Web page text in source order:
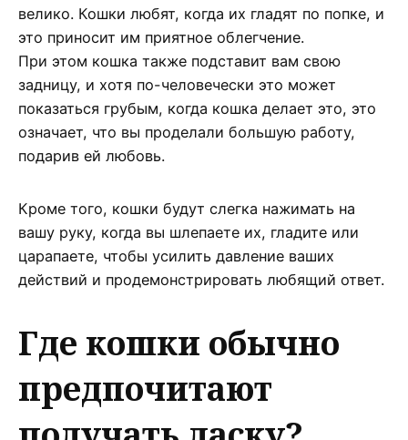
велико. Кошки любят, когда их гладят по попке, и
это приносит им приятное облегчение.
При этом кошка также подставит вам свою
задницу, и хотя по-человечески это может
показаться грубым, когда кошка делает это, это
означает, что вы проделали большую работу,
подарив ей любовь.
Кроме того, кошки будут слегка нажимать на
вашу руку, когда вы шлепаете их, гладите или
царапаете, чтобы усилить давление ваших
действий и продемонстрировать любящий ответ.
Где кошки обычно
предпочитают